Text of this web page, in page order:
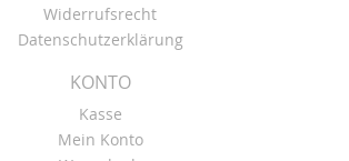
Widerrufsrecht
Datenschutzerklärung
KONTO
Kasse
Mein Konto